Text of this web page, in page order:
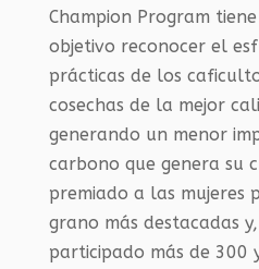
Champion Program
objetivo reconocer el
prácticas de los
cosechas de la mejor
generando un menor
carbono que genera su
premiado a las mujeres
grano más destacadas
participado más de 300